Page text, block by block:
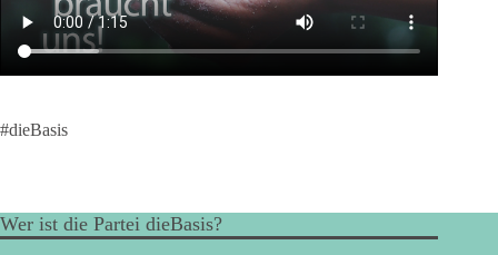
#dieBasis
Wer ist die Partei dieBasis?